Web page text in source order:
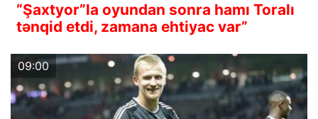
“Şaxtyor”la oyundan sonra hamı Toralı
tənqid etdi, zamana ehtiyac var”
09:00